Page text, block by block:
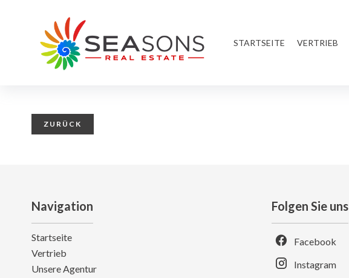
STARTSEITE VERTRIEB
ZURÜCK
Navigation
Startseite
Vertrieb
Unsere Agentur
Folgen Sie uns
Facebook
Instagram